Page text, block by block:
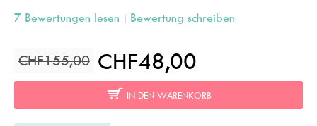
CHF155,00 CHF48,00
IN DEN WARENKORB
7 Bewertungen lesen | Bewertung schreiben